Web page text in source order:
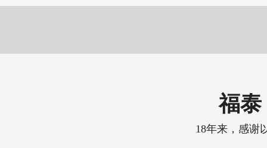
福泰
18年来，感谢